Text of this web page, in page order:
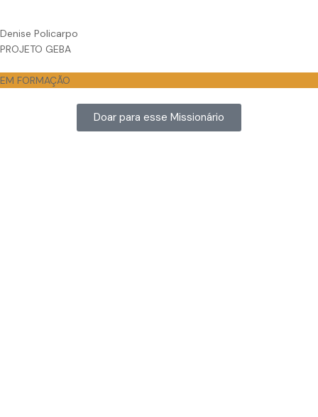
Denise Policarpo
PROJETO GEBA
EM FORMAÇÃO
Doar para esse Missionário